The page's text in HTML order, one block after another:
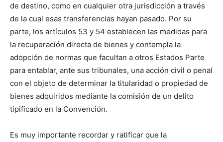
de destino, como en cualquier otra jurisdicción a través
de la cual esas transferencias hayan pasado. Por su
parte, los artículos 53 y 54 establecen las medidas para
la recuperación directa de bienes y contempla la
adopción de normas que facultan a otros Estados Parte
para entablar, ante sus tribunales, una acción civil o penal
con el objeto de determinar la titularidad o propiedad de
bienes adquiridos mediante la comisión de un delito
tipificado en la Convención.
Es muy importante recordar y ratificar que la